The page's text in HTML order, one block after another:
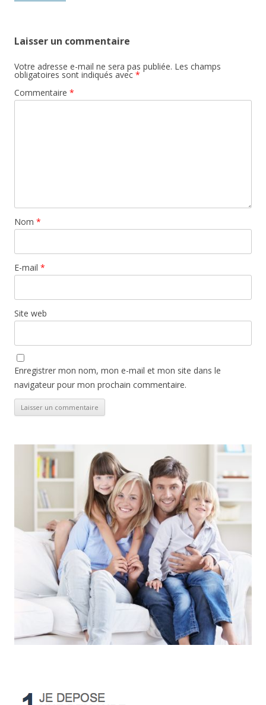
Laisser un commentaire
Votre adresse e-mail ne sera pas publiée. Les champs
obligatoires sont indiqués avec *
Commentaire *
Nom *
E-mail *
Site web
Enregistrer mon nom, mon e-mail et mon site dans le
navigateur pour mon prochain commentaire.